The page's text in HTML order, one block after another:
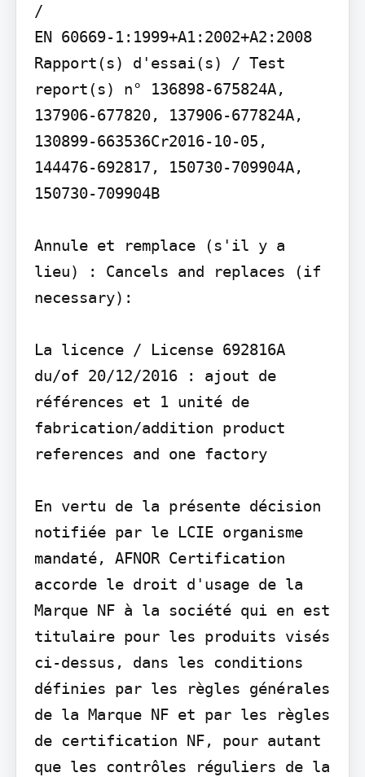
/
EN 60669-1:1999+A1:2002+A2:2008
Rapport(s) d'essai(s) / Test
report(s) n° 136898-675824A,
137906-677820, 137906-677824A,
130899-663536Cr2016-10-05,
144476-692817, 150730-709904A,
150730-709904B
Annule et remplace (s'il y a
lieu) : Cancels and replaces (if
necessary):
La licence / License 692816A
du/of 20/12/2016 : ajout de
références et 1 unité de
fabrication/addition product
references and one factory
En vertu de la présente décision
notifiée par le LCIE organisme
mandaté, AFNOR Certification
accorde le droit d'usage de la
Marque NF à la société qui en est
titulaire pour les produits visés
ci-dessus, dans les conditions
définies par les règles générales
de la Marque NF et par les règles
de certification NF, pour autant
que les contrôles réguliers de la